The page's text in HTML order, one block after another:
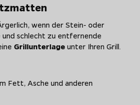
wenn der Stein- oder
und schlecht zu entfernende
Grillunterlage unter Ihren Grill.
Fett, Asche und anderen